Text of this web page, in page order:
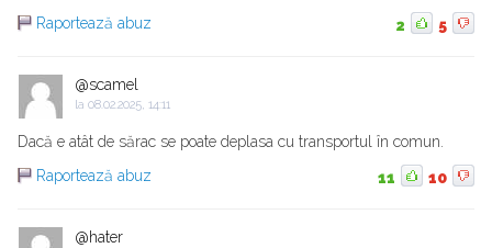
Raportează abuz
2 5
@scamel
la 08.02.2025, 14:11
Dacă e atât de sărac se poate deplasa cu transportul în comun.
Raportează abuz
11 10
@hater